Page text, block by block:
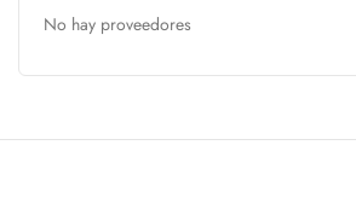
No hay proveedores